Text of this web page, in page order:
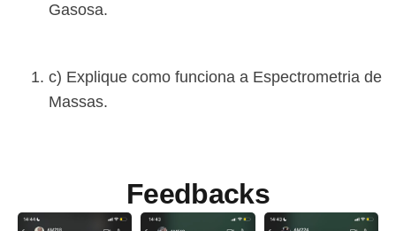
Gasosa.
c) Explique como funciona a Espectrometria de
Massas.
Feedbacks